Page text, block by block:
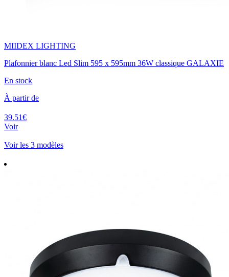
MIIDEX LIGHTING
Plafonnier blanc Led Slim 595 x 595mm 36W classique GALAXIE
En stock
À partir de
39.51€
Voir
Voir les 3 modèles